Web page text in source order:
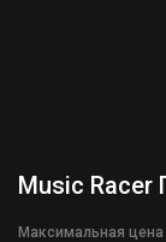
Music Racer
Максимальная цена